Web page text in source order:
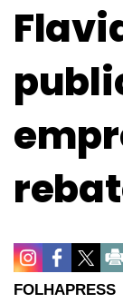
FOLHAPRESS